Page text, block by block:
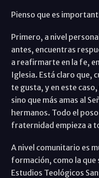
Pienso que es
Primero, a nivel
antes, encuentras
a reafirmarte en la fe,
Iglesia. Está claro que,
te gusta, y en este
sino que más amas al
hermanos. Todo el
fraternidad empieza a
A nivel comunitario es
formación, como la que
Estudios Teológicos